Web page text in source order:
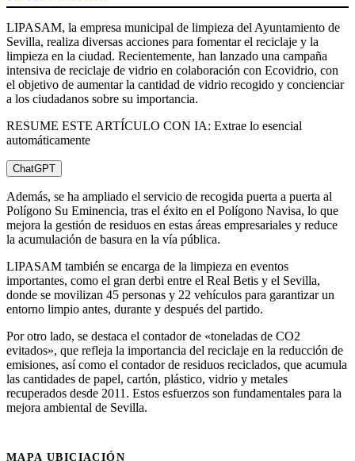
LIPASAM, la empresa municipal de limpieza del Ayuntamiento de
Sevilla, realiza diversas acciones para fomentar el reciclaje y la
limpieza en la ciudad. Recientemente, han lanzado una campaña
intensiva de reciclaje de vidrio en colaboración con Ecovidrio, con
el objetivo de aumentar la cantidad de vidrio recogido y concienciar
a los ciudadanos sobre su importancia.
RESUME ESTE ARTÍCULO CON IA: Extrae lo esencial
automáticamente
ChatGPT
Además, se ha ampliado el servicio de recogida puerta a puerta al
Polígono Su Eminencia, tras el éxito en el Polígono Navisa, lo que
mejora la gestión de residuos en estas áreas empresariales y reduce
la acumulación de basura en la vía pública.
LIPASAM también se encarga de la limpieza en eventos
importantes, como el gran derbi entre el Real Betis y el Sevilla,
donde se movilizan 45 personas y 22 vehículos para garantizar un
entorno limpio antes, durante y después del partido.
Por otro lado, se destaca el contador de «toneladas de CO2
evitados», que refleja la importancia del reciclaje en la reducción de
emisiones, así como el contador de residuos reciclados, que acumula
las cantidades de papel, cartón, plástico, vidrio y metales
recuperados desde 2011. Estos esfuerzos son fundamentales para la
mejora ambiental de Sevilla.
MAPA UBICIACIÓN